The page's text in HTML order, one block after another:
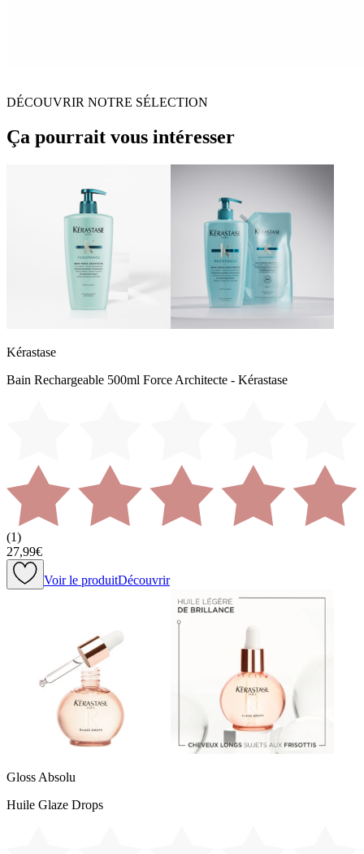
DÉCOUVRIR NOTRE SÉLECTION
Ça pourrait vous intéresser
Kérastase
Bain Rechargeable 500ml Force Architecte - Kérastase
(1)
27,99€
Voir le produitDécouvrir
Gloss Absolu
Huile Glaze Drops